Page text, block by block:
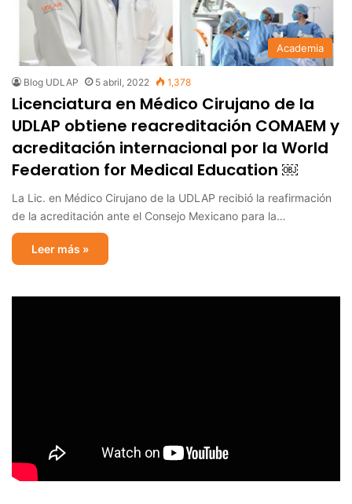
Academia
Blog UDLAP 5 abril, 2022 1,378
Licenciatura en Médico Cirujano de la
UDLAP obtiene reacreditación COMAEM y
acreditación internacional por la World
Federation for Medical Education ￼
La Lic. en Médico Cirujano de la UDLAP recibió la reafirmación
de la acreditación ante el Consejo Mexicano para la…
Leer más »